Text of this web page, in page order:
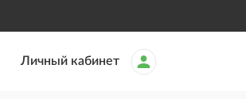
Личный кабинет